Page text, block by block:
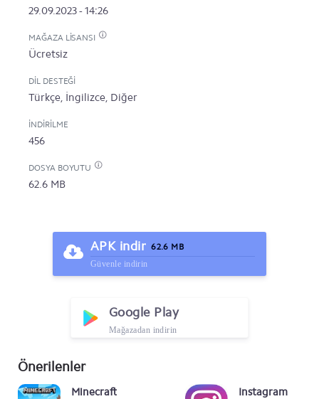
29.09.2023 - 14:26
MAĞAZA LISANSI
Ücretsiz
DIL DESTEĞI
Türkçe, İngilizce, Diğer
İNDIRILME
456
DOSYA BOYUTU
62.6 MB
APK indir 62.6 MB
Güvenle indirin
Google Play
Mağazadan indirin
Önerilenler
Minecraft Instagram